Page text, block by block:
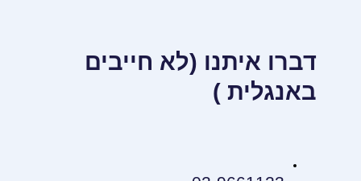
דברו איתנו (לא חייבים
באנגלית )